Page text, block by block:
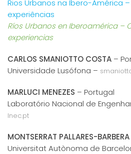
Rios Urbanos na Ibero-América
experiências
Ríos Urbanos en Iberoamérica –
experiencias
CARLOS SMANIOTTO COSTA –
Universidade Lusófona –
MARLUCI MENEZES – Portugal
Laboratório Nacional de
lnec.pt
MONTSERRAT PALLARES-BARBERA
Universitat Autònoma de